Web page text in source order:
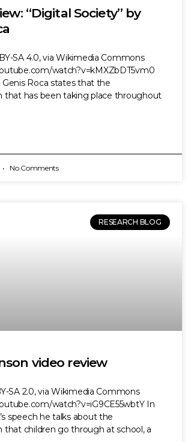
“Digital Society” by
SA 4.0, via Wikimedia Commons
watch?v=kMXZbDT5vm0
Genis Roca states that the
that has been taking place throughout
No Comments
RESEARCH BLOG
video review
SA 2.0, via Wikimedia Commons
watch?v=iG9CE55wbtY In
speech he talks about the
that children go through at school, a